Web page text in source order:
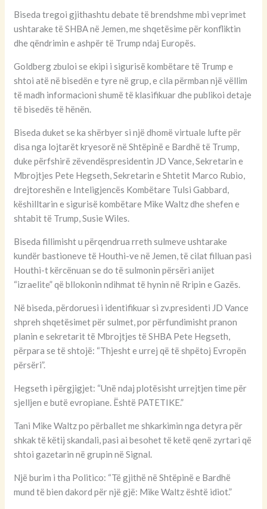
Biseda tregoi gjithashtu debate të brendshme mbi veprimet
ushtarake të SHBA në Jemen, me shqetësime për konfliktin
dhe qëndrimin e ashpër të Trump ndaj Europës.
Goldberg zbuloi se ekipi i sigurisë kombëtare të Trump e
shtoi atë në bisedën e tyre në grup, e cila përmban një vëllim
të madh informacioni shumë të klasifikuar dhe publikoi detaje
të bisedës të hënën.
Biseda duket se ka shërbyer si një dhomë virtuale lufte për
disa nga lojtarët kryesorë në Shtëpinë e Bardhë të Trump,
duke përfshirë zëvendëspresidentin JD Vance, Sekretarin e
Mbrojtjes Pete Hegseth, Sekretarin e Shtetit Marco Rubio,
drejtoreshën e Inteligjencës Kombëtare Tulsi Gabbard,
këshilltarin e sigurisë kombëtare Mike Waltz dhe shefen e
shtabit të Trump, Susie Wiles.
Biseda fillimisht u përqendrua rreth sulmeve ushtarake
kundër bastioneve të Houthi-ve në Jemen, të cilat filluan pasi
Houthi-t kërcënuan se do të sulmonin përsëri anijet
“izraelite” që bllokonin ndihmat të hynin në Rripin e Gazës.
Në biseda, përdoruesi i identifikuar si zv.presidenti JD Vance
shpreh shqetësimet për sulmet, por përfundimisht pranon
planin e sekretarit të Mbrojtjes të SHBA Pete Hegseth,
përpara se të shtojë: “Thjesht e urrej që të shpëtoj Evropën
përsëri”.
Hegseth i përgjigjet: “Unë ndaj plotësisht urrejtjen time për
sjelljen e butë evropiane. Është PATETIKE.”
Tani Mike Waltz po përballet me shkarkimin nga detyra për
shkak të këtij skandali, pasi ai besohet të ketë qenë zyrtari që
shtoi gazetarin në grupin në Signal.
Një burim i tha Politico: “Të gjithë në Shtëpinë e Bardhë
mund të bien dakord për një gjë: Mike Waltz është idiot.”